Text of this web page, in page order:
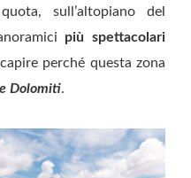
sull’altopiano del
più spettacolari
perché questa zona
Dolomiti.